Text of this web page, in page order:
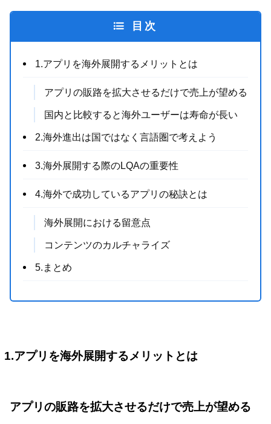
目次
1.アプリを海外展開するメリットとは
アプリの販路を拡大させるだけで売上が望める
国内と比較すると海外ユーザーは寿命が長い
2.海外進出は国ではなく言語圏で考えよう
3.海外展開する際のLQAの重要性
4.海外で成功しているアプリの秘訣とは
海外展開における留意点
コンテンツのカルチャライズ
5.まとめ
1.アプリを海外展開するメリットとは
アプリの販路を拡大させるだけで売上が望める